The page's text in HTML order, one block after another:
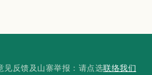
见反馈及山寨举报：请点选联络我们